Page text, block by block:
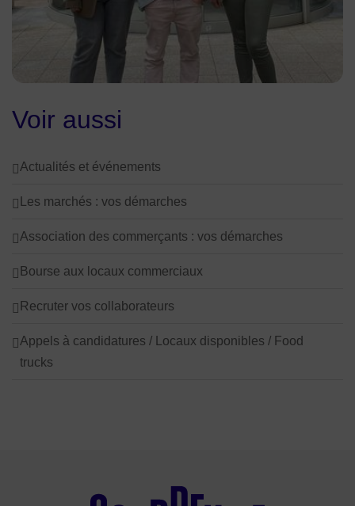
Voir aussi
Actualités et événements
Les marchés : vos démarches
Association des commerçants : vos démarches
Bourse aux locaux commerciaux
Recruter vos collaborateurs
Appels à candidatures / Locaux disponibles / Food
trucks